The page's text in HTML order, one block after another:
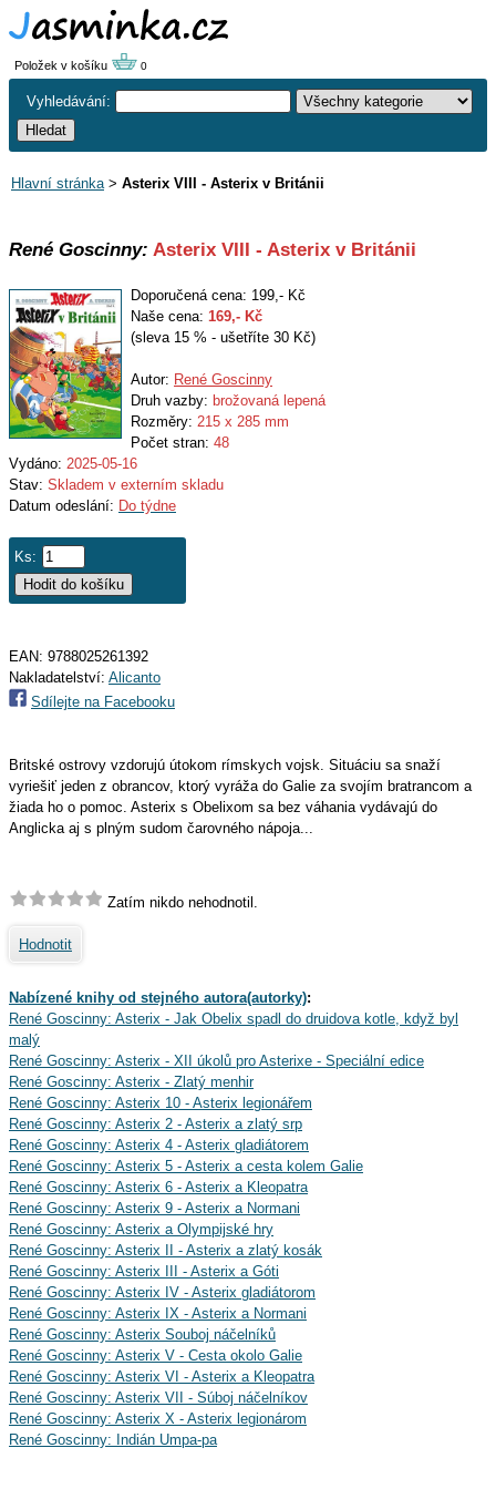
Položek v košíku 0
Vyhledávání:
Hlavní stránka> Asterix VIII - Asterix v Británii
René Goscinny: Asterix VIII - Asterix v Británii
Doporučená cena: 199,- Kč
Naše cena: 169,- Kč
(sleva 15 % - ušetříte 30 Kč)
Autor: René Goscinny
Druh vazby: brožovaná lepená
Rozměry: 215 x 285 mm
Počet stran: 48
Vydáno: 2025-05-16
Stav: Skladem v externím skladu
Datum odeslání: Do týdne
Ks:
EAN: 9788025261392
Nakladatelství: Alicanto
Sdílejte na Facebooku
Britské ostrovy vzdorujú útokom rímskych vojsk. Situáciu sa snaží
vyriešiť jeden z obrancov, ktorý vyráža do Galie za svojím bratrancom a
žiada ho o pomoc. Asterix s Obelixom sa bez váhania vydávajú do
Anglicka aj s plným sudom čarovného nápoja...
Zatím nikdo nehodnotil.
Hodnotit
Nabízené knihy od stejného autora(autorky):
René Goscinny: Asterix - Jak Obelix spadl do druidova kotle, když byl
malý
René Goscinny: Asterix - XII úkolů pro Asterixe - Speciální edice
René Goscinny: Asterix - Zlatý menhir
René Goscinny: Asterix 10 - Asterix legionářem
René Goscinny: Asterix 2 - Asterix a zlatý srp
René Goscinny: Asterix 4 - Asterix gladiátorem
René Goscinny: Asterix 5 - Asterix a cesta kolem Galie
René Goscinny: Asterix 6 - Asterix a Kleopatra
René Goscinny: Asterix 9 - Asterix a Normani
René Goscinny: Asterix a Olympijské hry
René Goscinny: Asterix II - Asterix a zlatý kosák
René Goscinny: Asterix III - Asterix a Góti
René Goscinny: Asterix IV - Asterix gladiátorom
René Goscinny: Asterix IX - Asterix a Normani
René Goscinny: Asterix Souboj náčelníků
René Goscinny: Asterix V - Cesta okolo Galie
René Goscinny: Asterix VI - Asterix a Kleopatra
René Goscinny: Asterix VII - Súboj náčelníkov
René Goscinny: Asterix X - Asterix legionárom
René Goscinny: Indián Umpa-pa